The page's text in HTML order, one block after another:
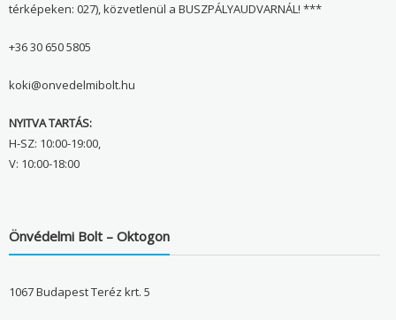
térképeken: 027), közvetlenül a BUSZPÁLYAUDVARNÁL! ***
+36 30 650 5805
koki@onvedelmibolt.hu
NYITVA TARTÁS:
H-SZ: 10:00-19:00,
V: 10:00-18:00
Önvédelmi Bolt – Oktogon
1067 Budapest Teréz krt. 5